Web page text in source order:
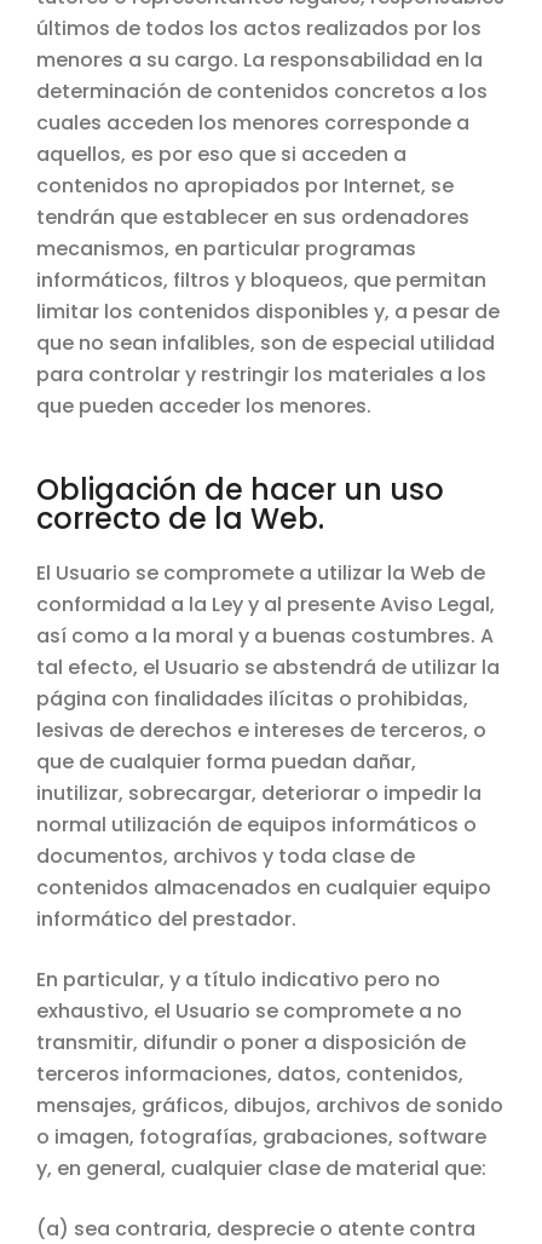
últimos de todos los actos realizados por los
menores a su cargo. La responsabilidad en la
determinación de contenidos concretos a los
cuales acceden los menores corresponde a
aquellos, es por eso que si acceden a
contenidos no apropiados por Internet, se
tendrán que establecer en sus ordenadores
mecanismos, en particular programas
informáticos, filtros y bloqueos, que permitan
limitar los contenidos disponibles y, a pesar de
que no sean infalibles, son de especial utilidad
para controlar y restringir los materiales a los
que pueden acceder los menores.
Obligación de hacer un uso
correcto de la Web.
El Usuario se compromete a utilizar la Web de
conformidad a la Ley y al presente Aviso Legal,
así como a la moral y a buenas costumbres. A
tal efecto, el Usuario se abstendrá de utilizar la
página con finalidades ilícitas o prohibidas,
lesivas de derechos e intereses de terceros, o
que de cualquier forma puedan dañar,
inutilizar, sobrecargar, deteriorar o impedir la
normal utilización de equipos informáticos o
documentos, archivos y toda clase de
contenidos almacenados en cualquier equipo
informático del prestador.
En particular, y a título indicativo pero no
exhaustivo, el Usuario se compromete a no
transmitir, difundir o poner a disposición de
terceros informaciones, datos, contenidos,
mensajes, gráficos, dibujos, archivos de sonido
o imagen, fotografías, grabaciones, software
y, en general, cualquier clase de material que:
(a) sea contraria, desprecie o atente contra